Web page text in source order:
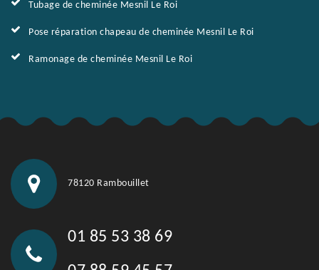
Tubage de cheminée Mesnil Le Roi
Pose réparation chapeau de cheminée Mesnil Le Roi
Ramonage de cheminée Mesnil Le Roi
78120 Rambouillet
01 85 53 38 69